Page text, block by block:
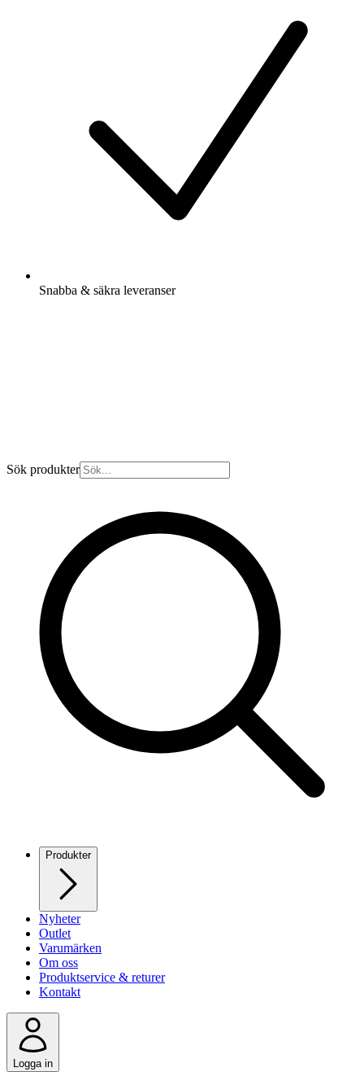
Snabba & säkra leveranser
Sök produkter
Produkter
Nyheter
Outlet
Varumärken
Om oss
Produktservice & returer
Kontakt
Logga in